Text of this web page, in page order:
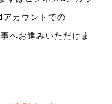
アカウントでの
へお進みいただけま